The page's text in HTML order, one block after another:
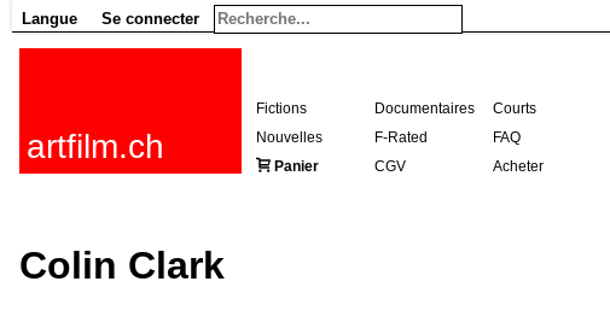
Langue Se connecter
artfilm.ch
Fictions Documentaires Courts
Nouvelles
F-Rated FAQ
Panier
CGV Acheter
Colin Clark